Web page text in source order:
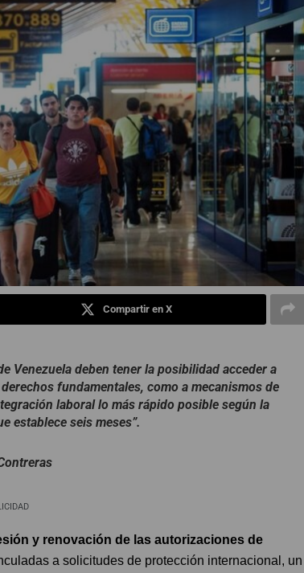
Compartir en X
Venezuela deben tener la posibilidad acceder a
fundamentales, como a mecanismos de
laboral lo más rápido posible según la
establece seis meses”.
y renovación de las autorizaciones de
a solicitudes de protección internacional, un